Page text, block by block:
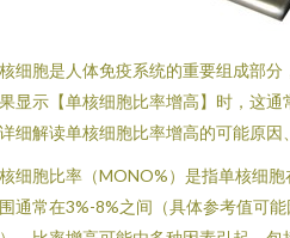
细胞是人体免疫系统的重要组成部
显示【单核细胞比率增高】时，这
细解读单核细胞比率增高的可能原因
细胞比率（MONO%）是指单核细
通常在3%-8%之间（具体参考值可